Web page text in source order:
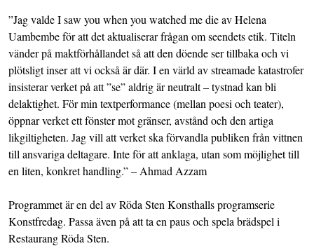
”Jag valde I saw you when you watched me die av Helena
Uambembe för att det aktualiserar frågan om seendets etik. Titeln
vänder på maktförhållandet så att den döende ser tillbaka och vi
plötsligt inser att vi också är där. I en värld av streamade katastrofer
insisterar verket på att ”se” aldrig är neutralt – tystnad kan bli
delaktighet. För min textperformance (mellan poesi och teater),
öppnar verket ett fönster mot gränser, avstånd och den artiga
likgiltigheten. Jag vill att verket ska förvandla publiken från vittnen
till ansvariga deltagare. Inte för att anklaga, utan som möjlighet till
en liten, konkret handling.” – Ahmad Azzam
Programmet är en del av Röda Sten Konsthalls programserie
Konstfredag. Passa även på att ta en paus och spela brädspel i
Restaurang Röda Sten.